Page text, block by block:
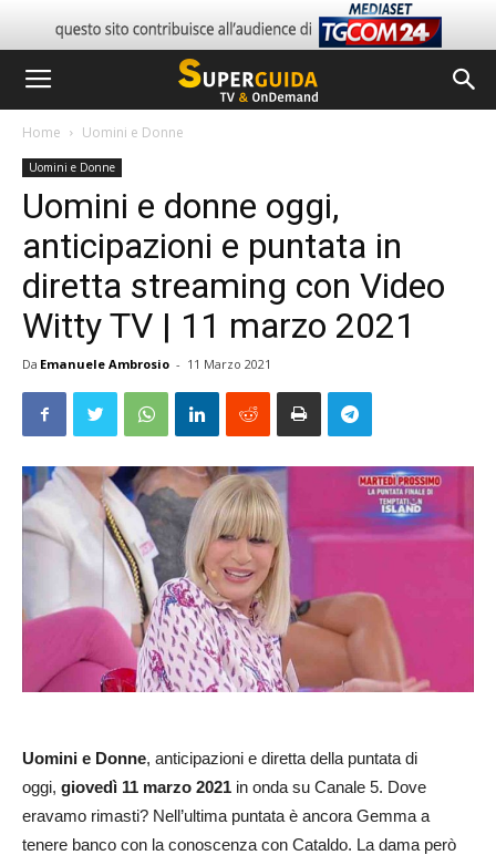
Home Uomini e Donne
Uomini e Donne
Uomini e donne oggi,
anticipazioni e puntata in
diretta streaming con Video
Witty TV | 11 marzo 2021
Da Emanuele Ambrosio - 11 Marzo 2021
Uomini e Donne, anticipazioni e diretta della puntata di
oggi, giovedì 11 marzo 2021 in onda su Canale 5. Dove
eravamo rimasti? Nell’ultima puntata è ancora Gemma a
tenere banco con la conoscenza con Cataldo. La dama però